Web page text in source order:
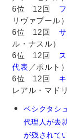
6位 12回
リヴァプール）
6位 12回
ル・ナスル）
6位 12回
代表 ／ポルト）
6位 12回
レアル・マド
レ
ベシクタシ
代理人が去
が残されて